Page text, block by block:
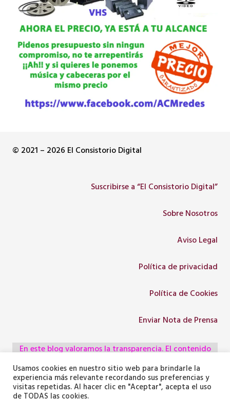
© 2021 – 2026 El Consistorio Digital
Suscribirse a “El Consistorio Digital”
Sobre Nosotros
Aviso Legal
Política de privacidad
Política de Cookies
Enviar Nota de Prensa
En este blog valoramos la transparencia. El contenido
escrito y las ideas son 100% propios o enviados por
colaboradores, empresas, asociaciones y
administraciones, pero utilizamos herramientas de
Usamos cookies en nuestro sitio web para brindarle la
experiencia más relevante recordando sus preferencias y
visitas repetidas. Al hacer clic en "Aceptar", acepta el uso